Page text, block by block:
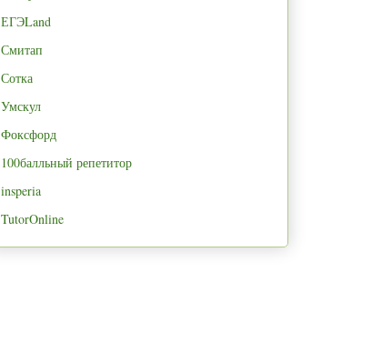
ЕГЭLand
Смитап
Сотка
Умскул
Фоксфорд
100балльный репетитор
insperia
TutorOnline